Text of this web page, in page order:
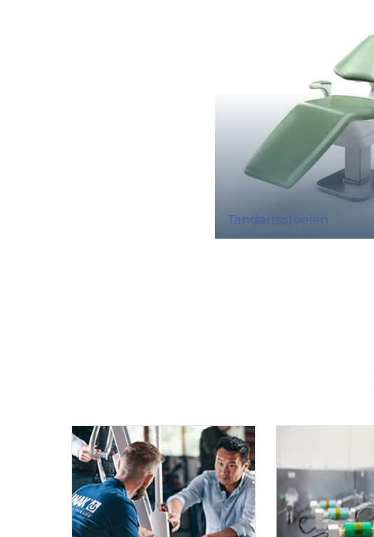
Tandartsstoelen